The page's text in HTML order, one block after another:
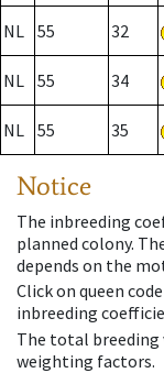
NL 55 32
NL 55 34
NL 55 35
Notice
The inbreeding
planned colony.
depends on the
Click on queen
inbreeding
The total breeding
weighting factors.